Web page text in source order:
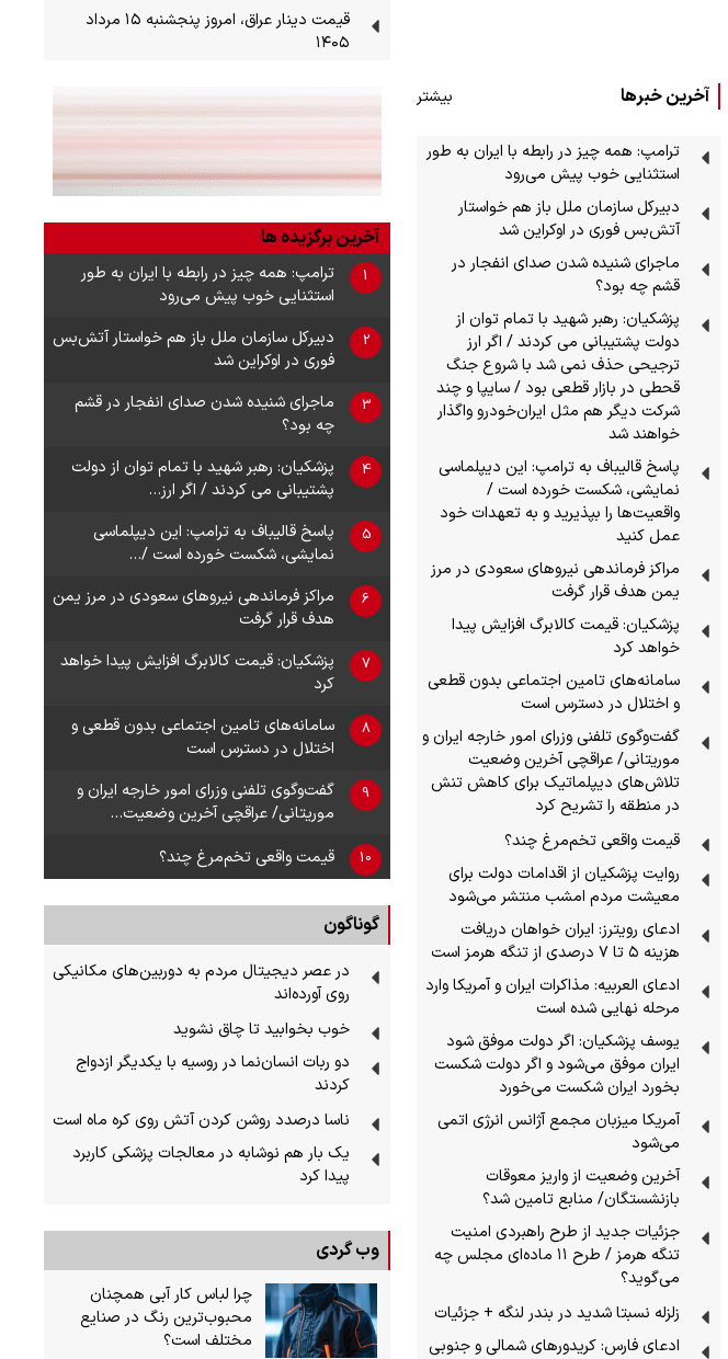
آخرین خبرها بیشتر
ترامپ: همه چیز در رابطه با ایران به طور
استثنایی خوب پیش می‌رود
دبیرکل سازمان ملل باز هم خواستار
آتش‌بس فوری در اوکراین شد
ماجرای شنیده شدن صدای انفجار در
قشم چه بود؟
پزشکیان: رهبر شهید با تمام توان از
دولت پشتیبانی می کردند / اگر ارز
ترجیحی حذف نمی شد با شروع جنگ
قحطی در بازار قطعی بود / سایپا و چند
شرکت دیگر هم مثل ایران‌خودرو واگذار
خواهند شد
پاسخ قالیباف به ترامپ: این دیپلماسی
نمایشی، شکست خورده است /
واقعیت‌ها را بپذیرید و به تعهدات خود
عمل کنید
مراکز فرماندهی نیروهای سعودی در مرز
یمن هدف قرار گرفت
پزشکیان: قیمت کالابرگ افزایش پیدا
خواهد کرد
سامانه‌های تامین اجتماعی بدون قطعی
و اختلال در دسترس است
گفت‌وگوی تلفنی وزرای امور خارجه ایران و
موریتانی/ عراقچی آخرین وضعیت
تلاش‌های دیپلماتیک برای کاهش تنش
در منطقه را تشریح کرد
قیمت واقعی تخم‌مرغ چند؟
روایت پزشکیان از اقدامات دولت برای
معیشت مردم امشب منتشر می‌شود
ادعای رویترز: ایران خواهان دریافت
هزینه ۵ تا ۷ درصدی از تنگه هرمز است
ادعای العربیه: مذاکرات ایران و آمریکا وارد
مرحله نهایی شده است
یوسف پزشکیان: اگر دولت موفق شود
ایران موفق می‌شود و اگر دولت شکست
بخورد ایران شکست می‌خورد
آمریکا میزبان مجمع آژانس انرژی اتمی
می‌شود
آخرین وضعیت از واریز معوقات
بازنشستگان/ منابع تامین شد؟
جزئیات جدید از طرح راهبردی امنیت
تنگه هرمز / طرح ۱۱ ماده‌ای مجلس چه
می‌گوید؟
زلزله نسبتا شدید در بندر لنگه + جزئیات
ادعای فارس: کریدورهای شمالی و جنوبی
قیمت دینار عراق، امروز پنجشنبه ۱۵ مرداد
۱۴۰۵
آخرین برگزیده ها
1
ترامپ: همه چیز در رابطه با ایران به طور
استثنایی خوب پیش می‌رود
2
دبیرکل سازمان ملل باز هم خواستار آتش‌بس
فوری در اوکراین شد
3
ماجرای شنیده شدن صدای انفجار در قشم
چه بود؟
4
پزشکیان: رهبر شهید با تمام توان از دولت
پشتیبانی می کردند / اگر ارز…
5
پاسخ قالیباف به ترامپ: این دیپلماسی
نمایشی، شکست خورده است /…
6
مراکز فرماندهی نیروهای سعودی در مرز یمن
هدف قرار گرفت
7
پزشکیان: قیمت کالابرگ افزایش پیدا خواهد
کرد
8
سامانه‌های تامین اجتماعی بدون قطعی و
اختلال در دسترس است
9
گفت‌وگوی تلفنی وزرای امور خارجه ایران و
موریتانی/ عراقچی آخرین وضعیت…
10 قیمت واقعی تخم‌مرغ چند؟
گوناگون
در عصر دیجیتال مردم به دوربین‌های مکانیکی
روی آورده‌اند
خوب بخوابید تا چاق نشوید
دو ربات انسان‌نما در روسیه با یکدیگر ازدواج
کردند
ناسا درصدد روشن کردن آتش روی کره ماه است
یک بار هم نوشابه در معالجات پزشکی کاربرد
پیدا کرد
وب گردی
چرا لباس کار آبی همچنان
محبوب‌ترین رنگ در صنایع
مختلف است؟